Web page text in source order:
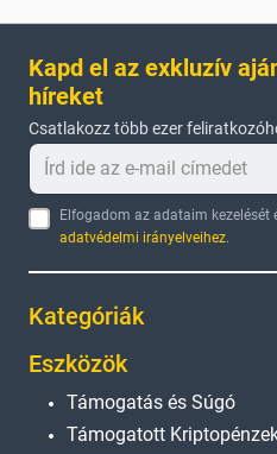
Kapd el az exkluzív
híreket
Csatlakozz több ezer
Elfogadom az adataim kezelését
adatvédelmi irányelveihez.
Kategóriák
Eszközök
Támogatás és Súgó
Támogatott